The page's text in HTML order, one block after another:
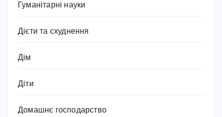
Гуманітарні науки
Дієти та схуднення
Дім
Діти
Домашнє господарство